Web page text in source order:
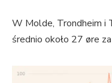
W Molde, Trondheim i
średnio około 27 øre